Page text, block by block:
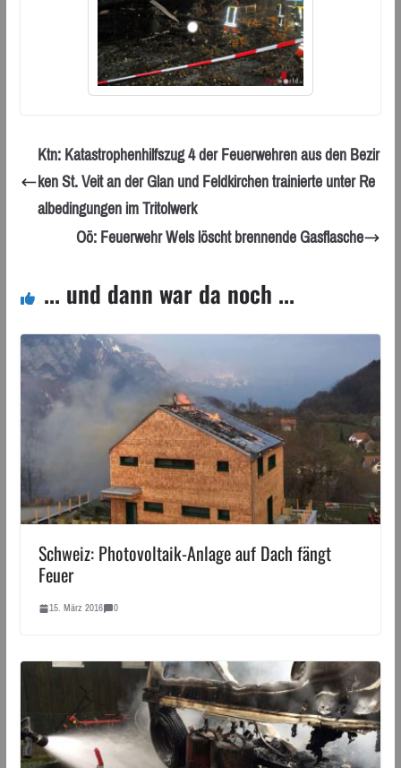
Ktn: Katastrophenhilfszug 4 der Feuerwehren aus den Bezir
ken St. Veit an der Glan und Feldkirchen trainierte unter Re
albedingungen im Tritolwerk
Oö: Feuerwehr Wels löscht brennende Gasflasche
... und dann war da noch ...
Schweiz: Photovoltaik-Anlage auf Dach fängt
Feuer
15. März 2016 0